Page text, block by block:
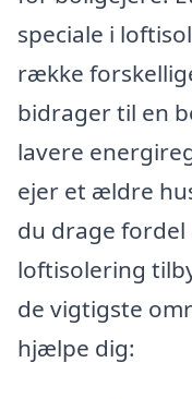
speciale i
række
bidrager til en
lavere
ejer et ældre
du drage fordel
loftisolering
de vigtigste
hjælpe dig: